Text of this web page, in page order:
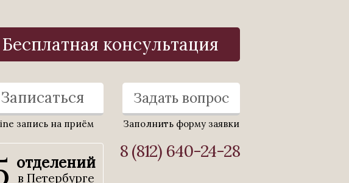
Бесплатная консультация
Записаться
запись на приём
Задать вопрос
Заполнить форму заявки
отделений
в Петербурге
8 (812) 640-24-28